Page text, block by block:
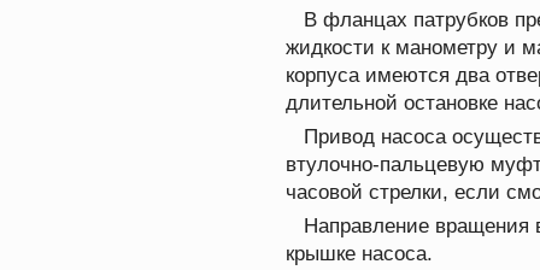
В фланцах патрубков
жидкости к манометру и
корпуса имеются два
длительной остановке
Привод насоса
втулочно-пальцевую
часовой стрелки, если
Направление вращения
крышке насоса.